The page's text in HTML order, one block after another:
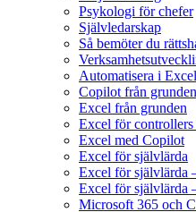
Psykologi för chefer
Självledarskap
Så bemöter du
Automatisera i Excel
Copilot från grunden
Excel från grunden
Excel för
Excel med Copilot
Excel för självlärda
Excel för självlärda
Excel för självlärda
Microsoft 365 och